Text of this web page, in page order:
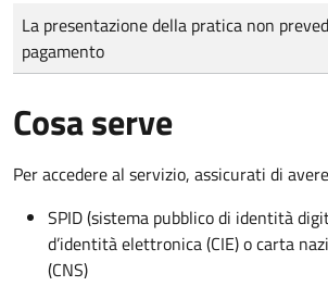
Tipo di pagamento
Importo
La presentazione della pratica non
pagamento
Cosa serve
Per accedere al servizio, assicurati di
SPID (sistema pubblico di identità
d’identità elettronica (CIE) o carta
(CNS)